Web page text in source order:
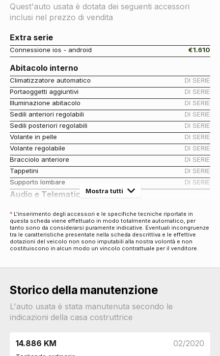
Quest'auto usata è dotata dei seguenti accessori
inclusi nel prezzo di vendita
Extra serie
Connessione ios - android €1.610
Abitacolo interno
Climatizzatore automatico
DI SERIE
Portaoggetti aggiuntivi
DI SERIE
Illuminazione abitacolo
DI SERIE
Sedili anteriori regolabili
DI SERIE
Sedili posteriori regolabili
DI SERIE
Volante in pelle
DI SERIE
Volante regolabile
DI SERIE
Bracciolo anteriore
DI SERIE
Tappetini
DI SERIE
Supporto lombare
DI SERIE
Audio e Telematica
Display multifunzione
DI SERIE
Radio digitale dab
DI SERIE
Cerchi
Connettività
Connessione ios - android
Esterni
Specchietti retrovisori colorati
Cromature esterne
DI SERIE
Mostra tutti
* L'inserimento degli accessori e le specifiche tecniche riportate in
questa scheda viene effettuato in modo totalmente automatico, per
tanto sono da considerarsi puramente indicative. Eventuali incongruenze
tra le caratteristiche presentate nella scheda descrittiva e le effettive
dotazioni del veicolo non sono imputabili alla nostra volontà e non
costituiscono in alcun modo un vincolo contrattuale per il venditore.
Storico della manutenzione
L'auto usata è stata manutenuta secondo le
indicazioni della casa costruttrice
14.886 KM 02/2020